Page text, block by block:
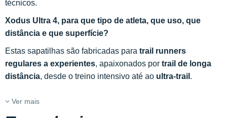
técnicos.
Xodus Ultra 4, para que tipo de atleta, que uso, que
distância e que superfície?
Estas sapatilhas são fabricadas para trail runners
regulares a experientes, apaixonados por trail de longa
distância, desde o treino intensivo até ao ultra-trail .
Ver mais